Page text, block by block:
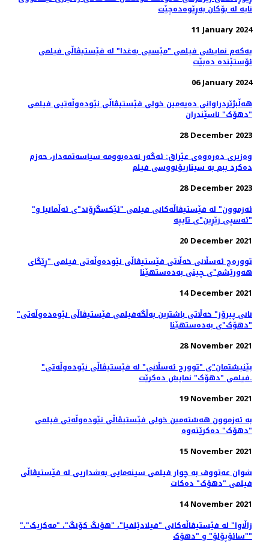
نایه‌ لە بۆکان بەڕێوەدەچێت
11 January 2024
یەکەم نمایشی فیلمی "مێسیی بەغدا" لە فێستیڤاڵی فیلمی
ئۆستێندە دەبێت
06 January 2024
هه‌ڵبژێردراوانی دەیەمین خولی فێستیڤاڵی نێودەوڵەتیی فیلمی
"دهۆک" ناسێندران
28 December 2023
وەزیری دەرەوەی عێراق: ئه‌گه‌ر نه‌ده‌بوومه‌ سیاسەتمەدار، حەزم
دەکرد ببم بە سیناریۆنووسی فیلم
28 December 2023
"ئەزموون" لە فێستیڤاڵەکانی فیلمی "ئێکسگڕۆند"ی ئەڵمانیا و
"ئەسپی زێڕین"ی تایپە
20 December 2021
توورەج ئەسڵانی خەڵاتی فێستیڤاڵی نێودەوڵەتی فیلمی "ڕێگای
هەورێشم"ی چینی بەدەستهێنا
14 December 2021
"نانی پیرۆز" خەڵاتی باشترین بەڵگەفیلمی فێستیڤاڵی نێوەدەوڵەتی
"دهۆک"ی بەدەستهێنا
28 November 2021
"بێنیشتمان"ی "توورج ئەسڵانی" لە فێستیڤاڵی نێودەوڵەتی
فیلمی "دهۆک" نمایش ده‌کرێت.
19 November 2021
بە ئەزموون هەشتەمین خولی فێستیڤاڵی نێودەوڵەتی فیلمی
"دهۆک" دەکرێتەوە
15 November 2021
شوان عەتووف به چوار فیلمی سینەمایی بەشداریی لە فێستیڤاڵی
فیلمی "دهۆک" دەكات
14 November 2021
"زاڵاوا" لە فێستیڤاڵەکانی "فیلادێلفیا"، "هۆنگ کۆنگ"، "مەکزیک"،
"سائۆپۆلۆ" و "دهۆک"